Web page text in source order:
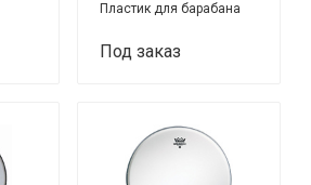
Пластик для барабана
Под заказ